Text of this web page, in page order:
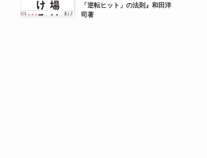
「逆転ヒット」の法則』和田洋
司著